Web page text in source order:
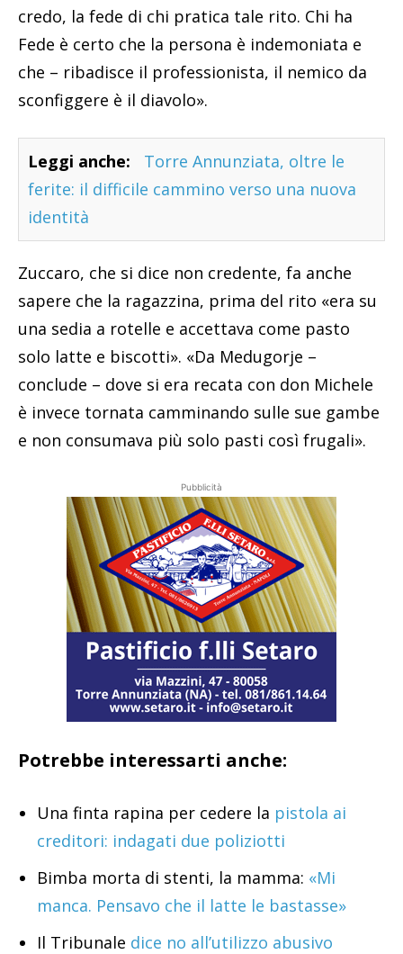
credo, la fede di chi pratica tale rito. Chi ha
Fede è certo che la persona è indemoniata e
che – ribadisce il professionista, il nemico da
sconfiggere è il diavolo».
Leggi anche:
Torre Annunziata, oltre le
ferite: il difficile cammino verso una nuova
identità
Zuccaro, che si dice non credente, fa anche
sapere che la ragazzina, prima del rito «era su
una sedia a rotelle e accettava come pasto
solo latte e biscotti». «Da Medugorje –
conclude – dove si era recata con don Michele
è invece tornata camminando sulle sue gambe
e non consumava più solo pasti così frugali».
Pubblicità
Potrebbe interessarti anche:
Una finta rapina per cedere la pistola ai
creditori: indagati due poliziotti
Bimba morta di stenti, la mamma: «Mi
manca. Pensavo che il latte le bastasse»
Il Tribunale dice no all’utilizzo abusivo